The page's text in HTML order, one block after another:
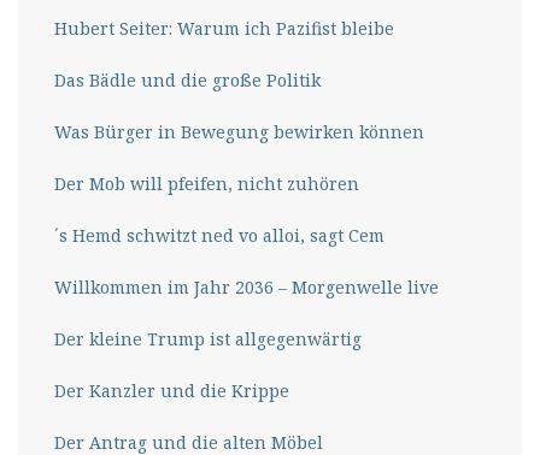
Hubert Seiter: Warum ich Pazifist bleibe
Das Bädle und die große Politik
Was Bürger in Bewegung bewirken können
Der Mob will pfeifen, nicht zuhören
´s Hemd schwitzt ned vo alloi, sagt Cem
Willkommen im Jahr 2036 – Morgenwelle live
Der kleine Trump ist allgegenwärtig
Der Kanzler und die Krippe
Der Antrag und die alten Möbel